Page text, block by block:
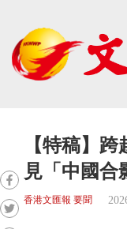
【特稿】
見「中國合
香港文匯報 要聞